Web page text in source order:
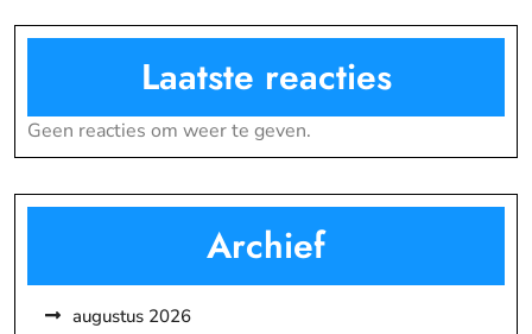
Laatste reacties
Geen reacties om weer te geven.
Archief
augustus 2026